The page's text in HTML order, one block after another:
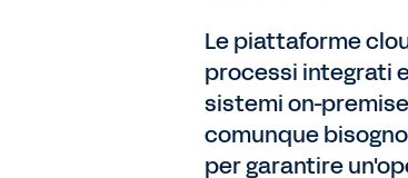
Le piattaforme
processi integrati
sistemi on-
comunque
per garantire